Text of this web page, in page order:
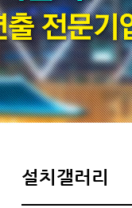
설치갤러리